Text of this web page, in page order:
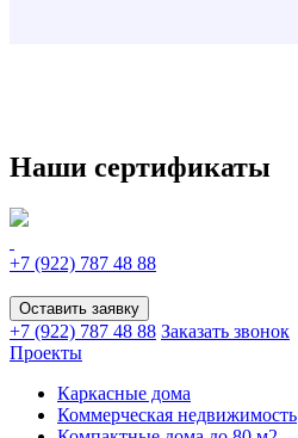
Наши сертификаты
+7 (922) 787 48 88
Оставить заявку
+7 (922) 787 48 88 Заказать звонок
Проекты
Каркасные дома
Коммерческая недвижимость